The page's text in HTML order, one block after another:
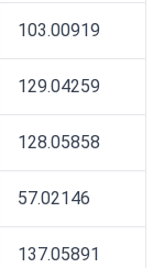
103.00919
129.04259
128.05858
57.02146
137.05891